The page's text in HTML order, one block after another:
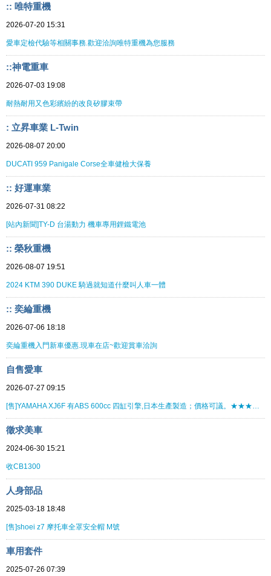
:: 唯特重機
2026-07-20 15:31
愛車定檢代驗等相關事務.歡迎洽詢唯特重機為您服務
::神電重車
2026-07-03 19:08
耐熱耐用又色彩繽紛的改良矽膠束帶
: 立昇車業 L-Twin
2026-08-07 20:00
DUCATI 959 Panigale Corse全車健檢大保養
:: 好運車業
2026-07-31 08:22
[站內新聞]TY-D 台湯動力 機車專用鋰鐵電池
:: 榮秋重機
2026-08-07 19:51
2024 KTM 390 DUKE 騎過就知道什麼叫人車一體
:: 奕綸重機
2026-07-06 18:18
奕綸重機入門新車優惠.現車在店~歡迎賞車洽詢
自售愛車
2026-07-27 09:15
[售]YAMAHA XJ6F 有ABS 600cc 四缸引擎,日本生產製造；價格可議。★★★★★★★★
徵求美車
2024-06-30 15:21
收CB1300
人身部品
2025-03-18 18:48
[售]shoei z7 摩托車全罩安全帽 M號
車用套件
2025-07-26 07:39